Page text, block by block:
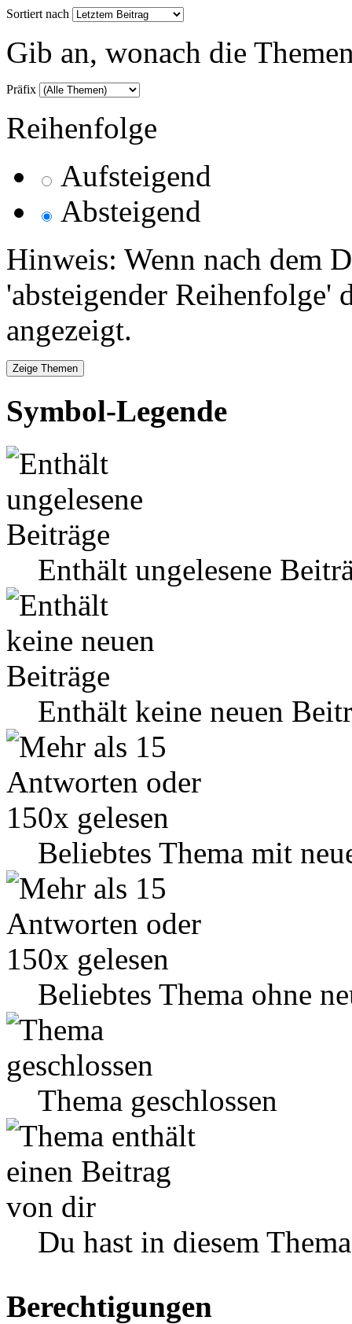
Sortiert nach
Gib an, wonach die
Präfix
Reihenfolge
Aufsteigend
Absteigend
Hinweis: Wenn nach dem
'absteigender Reihenfolge'
angezeigt.
Symbol-Legende
Enthält ungelesene
Enthält keine neuen
Beliebtes Thema mit
Beliebtes Thema ohne
Thema geschlossen
Du hast in diesem
Berechtigungen